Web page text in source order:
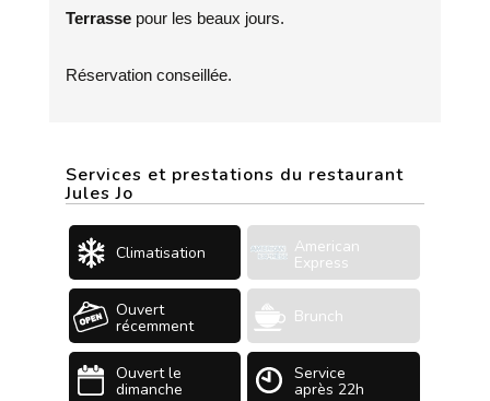
Terrasse pour les beaux jours.
Réservation conseillée.
Services et prestations du restaurant
Jules Jo
Climatisation American
Express
Ouvert
récemment Brunch
Ouvert le
dimanche
Service
après 22h